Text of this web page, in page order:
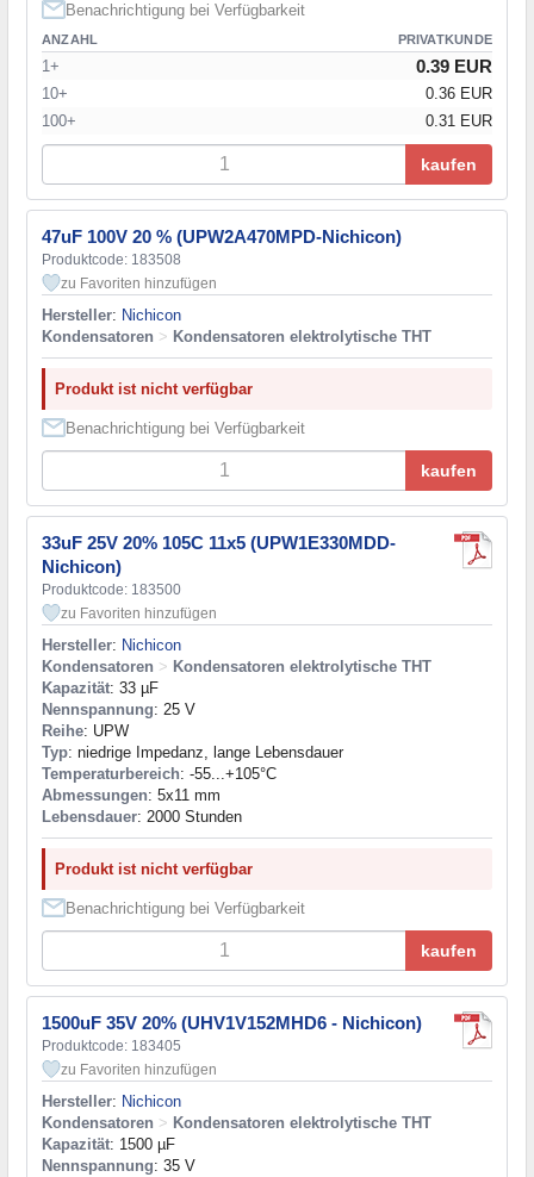
Benachrichtigung bei Verfügbarkeit
ANZAHL PRIVATKUNDE
1+ 0.39 EUR
10+
0.36 EUR
100+
0.31 EUR
kaufen
47uF 100V 20 % (UPW2A470MPD-Nichicon)
Produktcode: 183508
zu Favoriten hinzufügen
Hersteller: Nichicon
Kondensatoren > Kondensatoren elektrolytische THT
Produkt ist nicht verfügbar
Benachrichtigung bei Verfügbarkeit
kaufen
33uF 25V 20% 105C 11x5 (UPW1E330MDD-
Nichicon)
Produktcode: 183500
zu Favoriten hinzufügen
Hersteller: Nichicon
Kondensatoren > Kondensatoren elektrolytische THT
Kapazität: 33 µF
Nennspannung: 25 V
Reihe: UPW
Typ: niedrige Impedanz, lange Lebensdauer
Temperaturbereich: -55...+105°C
Abmessungen: 5x11 mm
Lebensdauer: 2000 Stunden
Produkt ist nicht verfügbar
Benachrichtigung bei Verfügbarkeit
kaufen
1500uF 35V 20% (UHV1V152MHD6 - Nichicon)
Produktcode: 183405
zu Favoriten hinzufügen
Hersteller: Nichicon
Kondensatoren > Kondensatoren elektrolytische THT
Kapazität: 1500 µF
Nennspannung: 35 V